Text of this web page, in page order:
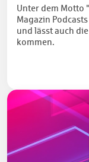
Unter dem Motto
Magazin
und lässt auch
kommen.